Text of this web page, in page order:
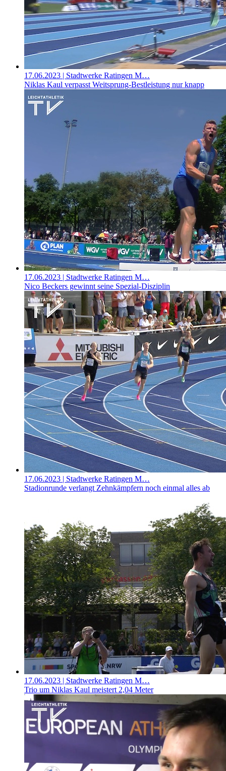
17.06.2023 | Stadtwerke Ratingen M…
Niklas Kaul verpasst Weitsprung-Bestleistung nur knapp
17.06.2023 | Stadtwerke Ratingen M…
Nico Beckers gewinnt seine Spezial-Disziplin
17.06.2023 | Stadtwerke Ratingen M…
Stadionrunde verlangt Zehnkämpfern noch einmal alles ab
17.06.2023 | Stadtwerke Ratingen M…
Trio um Niklas Kaul meistert 2,04 Meter